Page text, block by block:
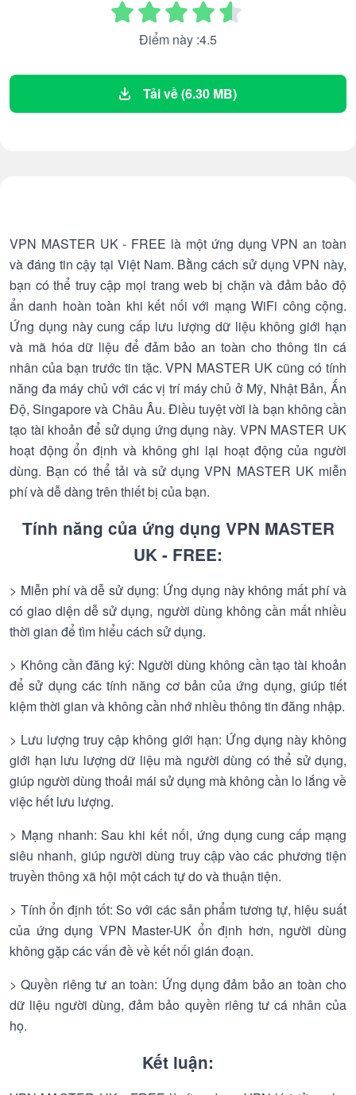
Điểm này :4.5
Tải về (6.30 MB)
VPN MASTER UK - FREE là một ứng dụng VPN an toàn
và đáng tin cậy tại Việt Nam. Bằng cách sử dụng VPN này,
bạn có thể truy cập mọi trang web bị chặn và đảm bảo độ
ẩn danh hoàn toàn khi kết nối với mạng WiFi công cộng.
Ứng dụng này cung cấp lưu lượng dữ liệu không giới hạn
và mã hóa dữ liệu để đảm bảo an toàn cho thông tin cá
nhân của bạn trước tin tặc. VPN MASTER UK cũng có tính
năng đa máy chủ với các vị trí máy chủ ở Mỹ, Nhật Bản, Ấn
Độ, Singapore và Châu Âu. Điều tuyệt vời là bạn không cần
tạo tài khoản để sử dụng ứng dụng này. VPN MASTER UK
hoạt động ổn định và không ghi lại hoạt động của người
dùng. Bạn có thể tải và sử dụng VPN MASTER UK miễn
phí và dễ dàng trên thiết bị của bạn.
Tính năng của ứng dụng VPN MASTER
UK - FREE:
> Miễn phí và dễ sử dụng: Ứng dụng này không mất phí và
có giao diện dễ sử dụng, người dùng không cần mất nhiều
thời gian để tìm hiểu cách sử dụng.
> Không cần đăng ký: Người dùng không cần tạo tài khoản
để sử dụng các tính năng cơ bản của ứng dụng, giúp tiết
kiệm thời gian và không cần nhớ nhiều thông tin đăng nhập.
> Lưu lượng truy cập không giới hạn: Ứng dụng này không
giới hạn lưu lượng dữ liệu mà người dùng có thể sử dụng,
giúp người dùng thoải mái sử dụng mà không cần lo lắng về
việc hết lưu lượng.
> Mạng nhanh: Sau khi kết nối, ứng dụng cung cấp mạng
siêu nhanh, giúp người dùng truy cập vào các phương tiện
truyền thông xã hội một cách tự do và thuận tiện.
> Tính ổn định tốt: So với các sản phẩm tương tự, hiệu suất
của ứng dụng VPN Master-UK ổn định hơn, người dùng
không gặp các vấn đề về kết nối gián đoạn.
> Quyền riêng tư an toàn: Ứng dụng đảm bảo an toàn cho
dữ liệu người dùng, đảm bảo quyền riêng tư cá nhân của
họ.
Kết luận: